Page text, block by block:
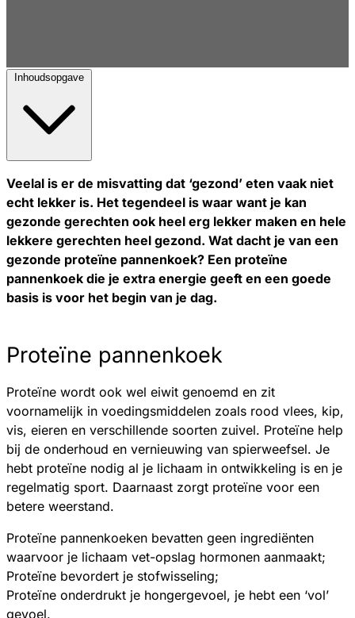
Inhoudsopgave
Veelal is er de misvatting dat ‘gezond’ eten vaak niet
echt lekker is. Het tegendeel is waar want je kan
gezonde gerechten ook heel erg lekker maken en hele
lekkere gerechten heel gezond. Wat dacht je van een
gezonde proteïne pannenkoek? Een proteïne
pannenkoek die je extra energie geeft en een goede
basis is voor het begin van je dag.
Proteïne pannenkoek
Proteïne wordt ook wel eiwit genoemd en zit
voornamelijk in voedingsmiddelen zoals rood vlees, kip,
vis, eieren en verschillende soorten zuivel. Proteïne help
bij de onderhoud en vernieuwing van spierweefsel. Je
hebt proteïne nodig al je lichaam in ontwikkeling is en je
regelmatig sport. Daarnaast zorgt proteïne voor een
betere weerstand.
Proteïne pannenkoeken bevatten geen ingrediënten
waarvoor je lichaam vet-opslag hormonen aanmaakt;
Proteïne bevordert je stofwisseling;
Proteïne onderdrukt je hongergevoel, je hebt een ‘vol’
gevoel.